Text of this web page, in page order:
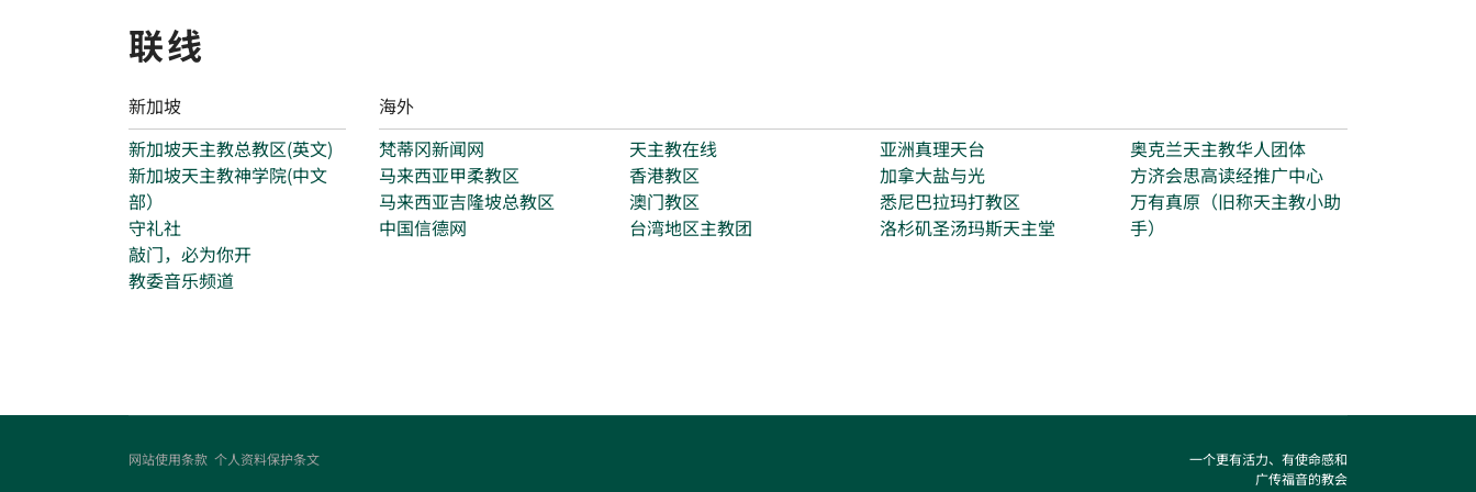
联线
新加坡
新加坡天主教总教区(英文)
新加坡天主教神学院(中文
部）
守礼社
敲门，必为你开
教委音乐频道
海外
梵蒂冈新闻网
马来西亚甲柔教区
马来西亚吉隆坡总教区
中国信德网
天主教在线
香港教区
澳门教区
台湾地区主教团
亚洲真理天台
加拿大盐与光
悉尼巴拉玛打教区
洛杉矶圣汤玛斯天主堂
奥克兰天主教华人团体
方济会思高读经推广中心
万有真原（旧称天主教小助
手）
网站使用条款 个人资料保护条文
一个更有活力、有使命感和
广传福音的教会